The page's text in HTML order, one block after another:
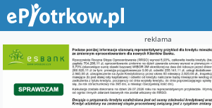
reklama